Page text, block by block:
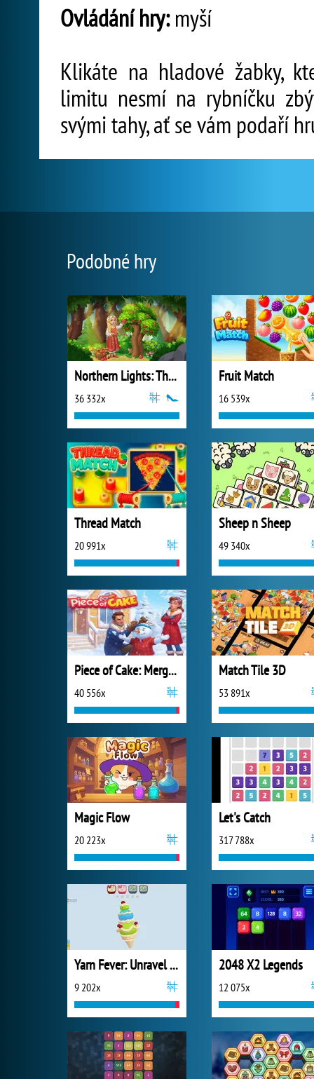
Ovládání hry:myší
Klikáte na hladové žabky,
limitu nesmí na rybníčku
svými tahy, ať se vám podaří
Podobné hry
Northern Lights: The Secret of the Forest
36 332x
Fruit Match
16 539x
Thread Match
20 991x
Sheep n Sheep
49 340x
Piece of Cake: Merge and Bake
40 556x
Match Tile 3D
53 891x
Magic Flow
20 223x
Let's Catch
317 788x
Yarn Fever: Unravel Puzzle
9 202x
2048 X2 Legends
12 075x